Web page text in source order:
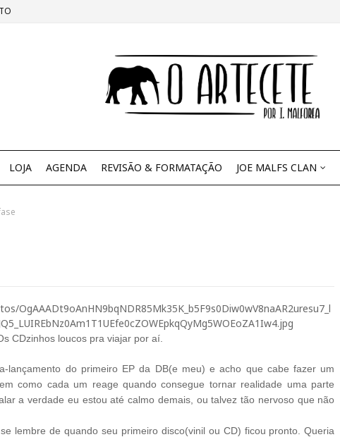
LOJA AGENDA REVISÃO & FORMATAÇÃO JOE MALFS CLAN
CDzinhos loucos pra viajar por aí.
lançamento do primeiro EP da DB(e meu) e acho que cabe fazer um
como cada um reage quando consegue tornar realidade uma parte
a verdade eu estou até calmo demais, ou talvez tão nervoso que não
lembre de quando seu primeiro disco(vinil ou CD) ficou pronto. Queria